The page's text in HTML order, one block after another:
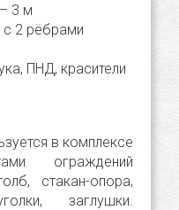
3 м
с 2 рёбрами
ПНД, красители
в комплексе
ограждений
стакан-опора,
заглушки.